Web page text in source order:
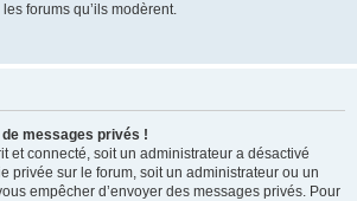
forums qu’ils modèrent.
messages privés !
et connecté, soit un administrateur a désactivé
privée sur le forum, soit un administrateur ou un
empêcher d’envoyer des messages privés. Pour